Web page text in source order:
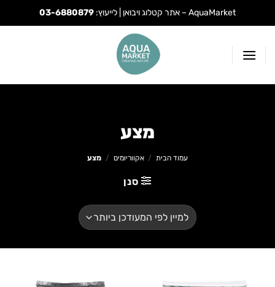
AquaMarket – אתר קטלוג ויבואן | לייעוץ: 03-6880879
content
מצע
עמוד הבית / אקווריומים / מצע
סנן